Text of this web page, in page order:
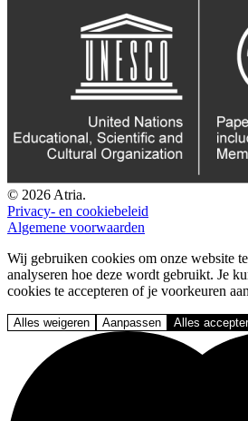
© 2026 Atria.
Privacy- en cookiebeleid
Algemene voorwaarden
Wij gebruiken cookies om onze website
analyseren hoe deze wordt gebruikt. Je
cookies te accepteren of je voorkeuren
Alles weigeren Aanpassen Alles